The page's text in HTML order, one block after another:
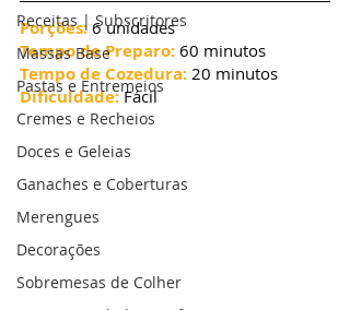
Receitas | Subscritores
Massas Base
Pastas e Entremeios
Cremes e Recheios
Doces e Geleias
Ganaches e Coberturas
Merengues
Decorações
Sobremesas de Colher
Porções: 6 unidades
Tempo de Preparo: 60 minutos
Tempo de Cozedura: 20 minutos
Dificuldade: Fácil